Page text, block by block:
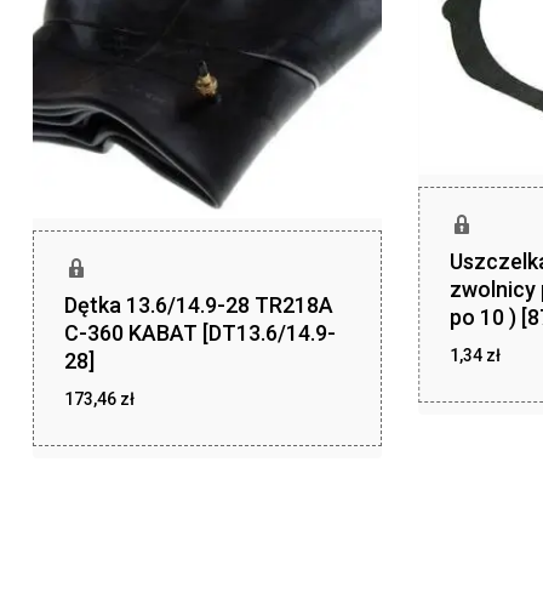
Dętka 13.6/14.9-28 TR218A
C-360 KABAT [DT13.6/14.9-
28]
173,46 zł
zwolnicy
po 10 )
1,34 zł